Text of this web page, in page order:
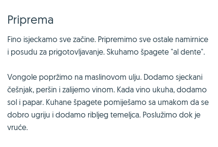
Priprema
Fino isjeckamo sve začine. Pripremimo sve ostale namirnice
i posudu za prigotovljavanje. Skuhamo špagete "al dente".
Vongole popržimo na maslinovom ulju. Dodamo sjeckani
češnjak, peršin i zalijemo vinom. Kada vino ukuha, dodamo
sol i papar. Kuhane špagete pomiješamo sa umakom da se
dobro ugriju i dodamo ribljeg temeljca. Poslužimo dok je
vruće.